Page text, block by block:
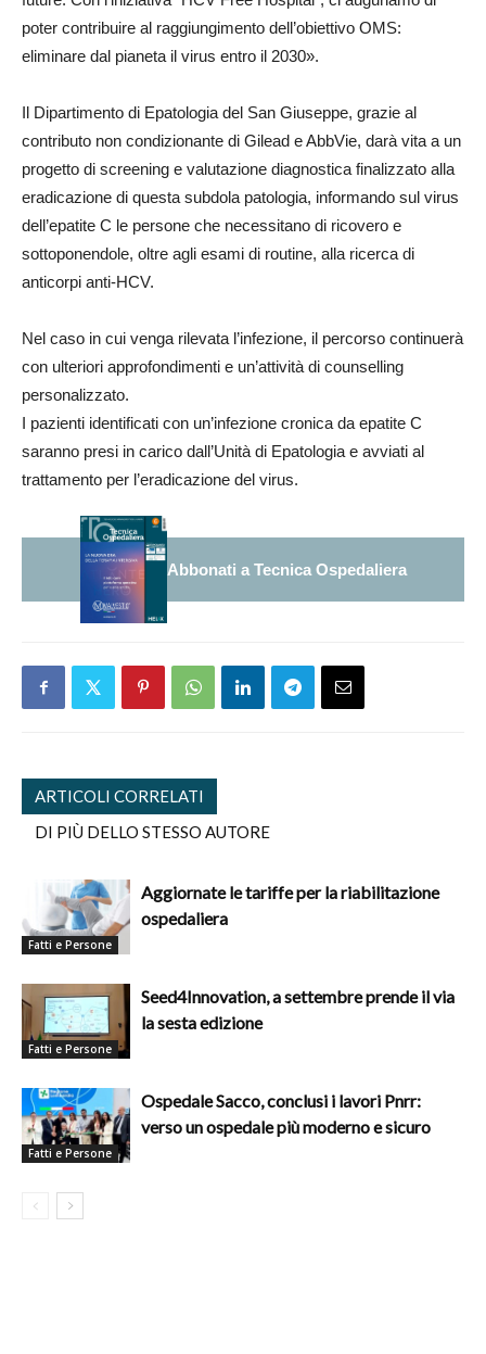
poter contribuire al raggiungimento dell’obiettivo OMS:
eliminare dal pianeta il virus entro il 2030».
Il Dipartimento di Epatologia del San Giuseppe, grazie al
contributo non condizionante di Gilead e AbbVie, darà vita a un
progetto di screening e valutazione diagnostica finalizzato alla
eradicazione di questa subdola patologia, informando sul virus
dell’epatite C le persone che necessitano di ricovero e
sottoponendole, oltre agli esami di routine, alla ricerca di
anticorpi anti-HCV.
Nel caso in cui venga rilevata l’infezione, il percorso continuerà
con ulteriori approfondimenti e un’attività di counselling
personalizzato.
I pazienti identificati con un’infezione cronica da epatite C
saranno presi in carico dall’Unità di Epatologia e avviati al
trattamento per l’eradicazione del virus.
Abbonati a Tecnica Ospedaliera
ARTICOLI CORRELATI
DI PIÙ DELLO STESSO AUTORE
Fatti e Persone
Aggiornate le tariffe per la riabilitazione
ospedaliera
Fatti e Persone
Seed4Innovation, a settembre prende il via
la sesta edizione
Fatti e Persone
Ospedale Sacco, conclusi i lavori Pnrr:
verso un ospedale più moderno e sicuro